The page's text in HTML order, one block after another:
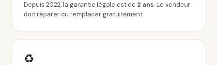
Depuis 2022, la garantie légale est de 2 ans. Le vendeur
doit réparer ou remplacer gratuitement.
♻️